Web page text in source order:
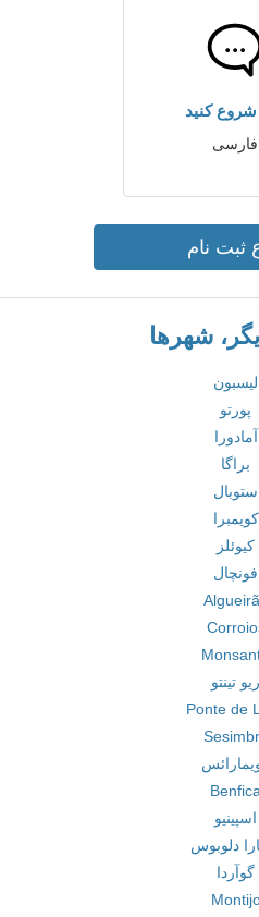
کنید
فارسی
ثبت نام
شهرها
لیسبون
پورتو
آمادورا
براگا
ستوبال
کویمبرا
کیوئلز
فونچال
ریو تینتو
Ponte de
Benfica
اسپینیو
دلوبوس
گوآردا